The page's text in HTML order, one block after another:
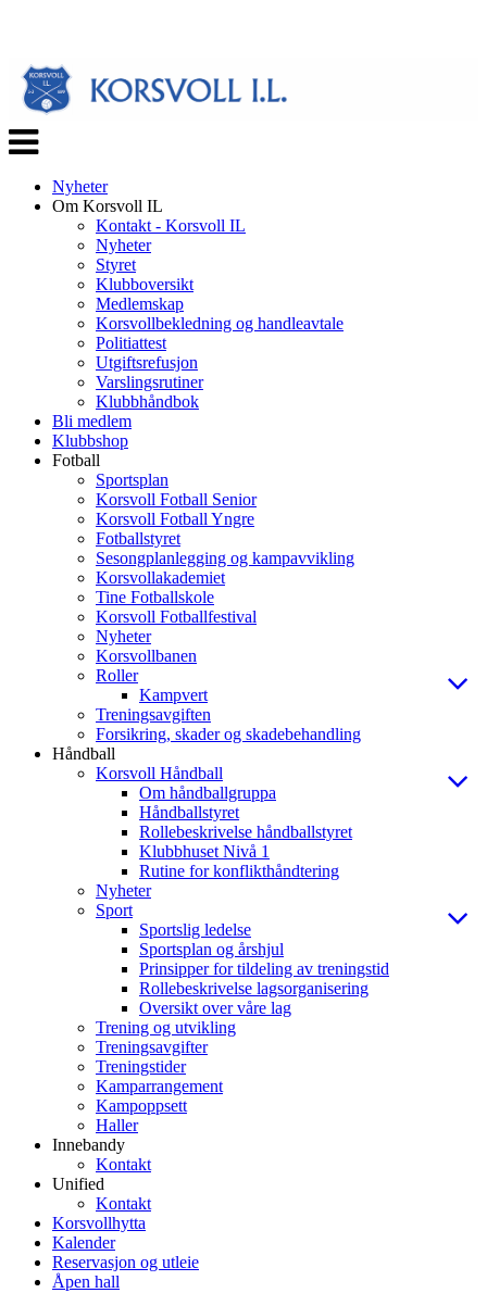
Veksle
navigasjon
Nyheter
Om Korsvoll IL
Kontakt - Korsvoll IL
Nyheter
Styret
Klubboversikt
Medlemskap
Korsvollbekledning og handleavtale
Politiattest
Utgiftsrefusjon
Varslingsrutiner
Klubbhåndbok
Bli medlem
Klubbshop
Fotball
Sportsplan
Korsvoll Fotball Senior
Korsvoll Fotball Yngre
Fotballstyret
Sesongplanlegging og kampavvikling
Korsvollakademiet
Tine Fotballskole
Korsvoll Fotballfestival
Nyheter
Korsvollbanen
Roller
Kampvert
Treningsavgiften
Forsikring, skader og skadebehandling
Håndball
Korsvoll Håndball
Om håndballgruppa
Håndballstyret
Rollebeskrivelse håndballstyret
Klubbhuset Nivå 1
Rutine for konflikthåndtering
Nyheter
Sport
Sportslig ledelse
Sportsplan og årshjul
Prinsipper for tildeling av treningstid
Rollebeskrivelse lagsorganisering
Oversikt over våre lag
Trening og utvikling
Treningsavgifter
Treningstider
Kamparrangement
Kampoppsett
Haller
Innebandy
Kontakt
Unified
Kontakt
Korsvollhytta
Kalender
Reservasjon og utleie
Åpen hall